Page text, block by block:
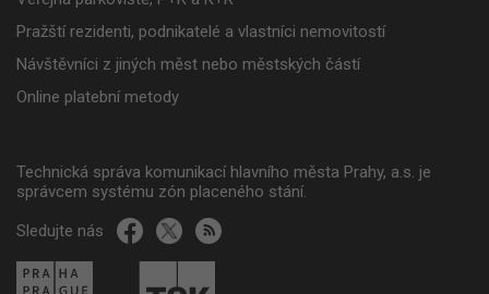
Pražští rezidenti, podnikatelé a vlastníci nemovitostí
Návštěvníci z jiných měst nebo městských částí
Online platební metody
Technická správa komunikací hlavního města Prahy, a.s. je
správcem systému zón placeného stání.
Sledujte nás